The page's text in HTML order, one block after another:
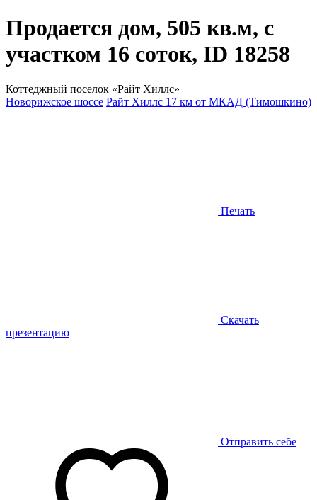
Продается дом, 505 кв.м, с
участком 16 соток, ID 18258
Коттеджный поселок «Райт Хиллс»
Новорижское шоссе Райт Хиллс 17 км от МКАД (Тимошкино)
Печать
Скачать
презентацию
Отправить себе